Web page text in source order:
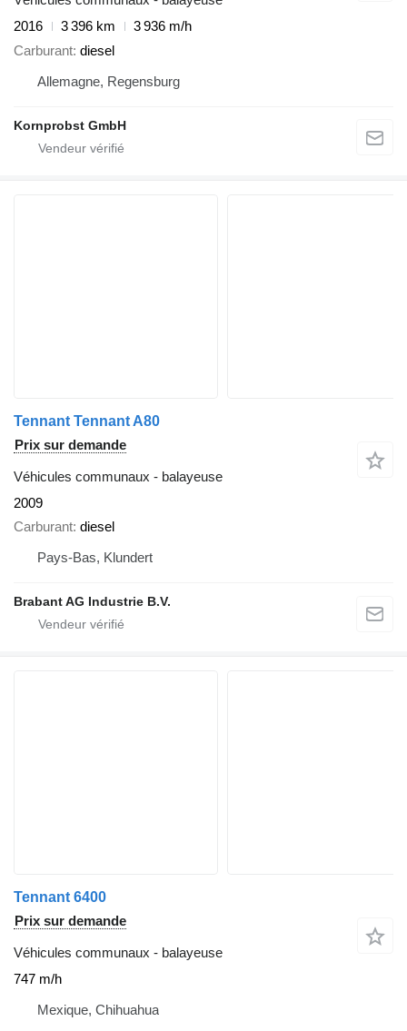
2016
3 396 km
3 936 m/h
Carburant diesel
Allemagne, Regensburg
Kornprobst GmbH
Tennant Tennant A80
Prix sur demande
Véhicules communaux - balayeuse
2009
Carburant diesel
Pays-Bas, Klundert
Brabant AG Industrie B.V.
Tennant 6400
Prix sur demande
Véhicules communaux - balayeuse
747 m/h
Mexique, Chihuahua